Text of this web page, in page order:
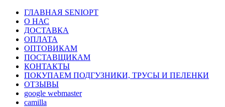
ГЛАВНАЯ SENIOPT
О НАС
ДОСТАВКА
ОПЛАТА
ОПТОВИКАМ
ПОСТАВЩИКАМ
КОНТАКТЫ
ПОКУПАЕМ ПОДГУЗНИКИ, ТРУСЫ И ПЕЛЕНКИ
ОТЗЫВЫ
google webmaster
camilla